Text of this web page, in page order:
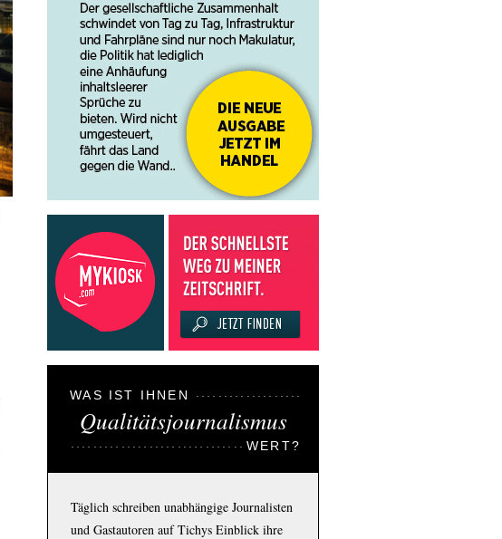
WAS IST IHNEN
Qualitätsjournalismus
WERT?
Täglich schreiben unabhängige Journalisten
und Gastautoren auf Tichys Einblick ihre